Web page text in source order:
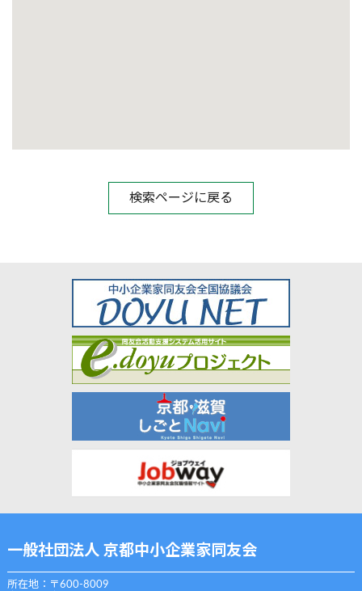
検索ページに戻る
一般社団法人 京都中小企業家同友会
所在地：〒600-8009